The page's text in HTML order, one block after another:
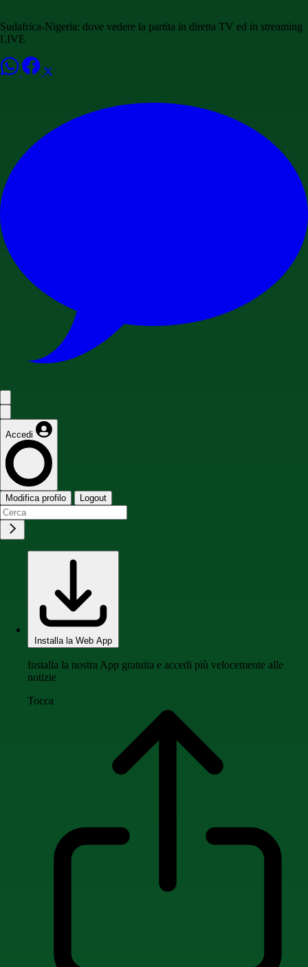
Sudafrica-Nigeria: dove vedere la partita in diretta TV ed in streaming
LIVE
Accedi
Modifica profilo Logout
Installa la Web App
Installa la nostra App gratuita e accedi più velocemente alle
notizie
Tocca